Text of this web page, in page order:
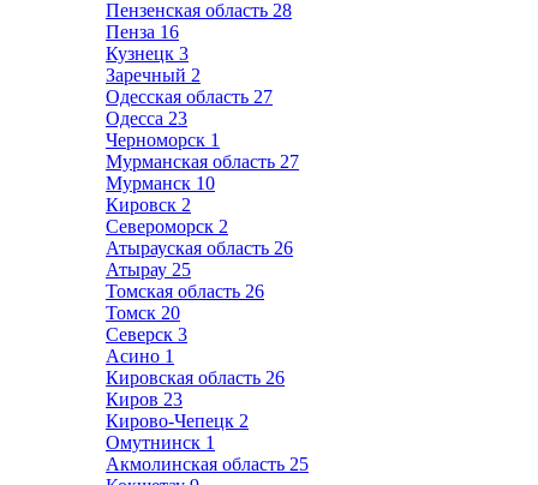
Пензенская область 28
Пенза 16
Кузнецк 3
Заречный 2
Одесская область 27
Одесса 23
Черноморск 1
Мурманская область 27
Мурманск 10
Кировск 2
Североморск 2
Атырауская область 26
Атырау 25
Томская область 26
Томск 20
Северск 3
Асино 1
Кировская область 26
Киров 23
Кирово-Чепецк 2
Омутнинск 1
Акмолинская область 25